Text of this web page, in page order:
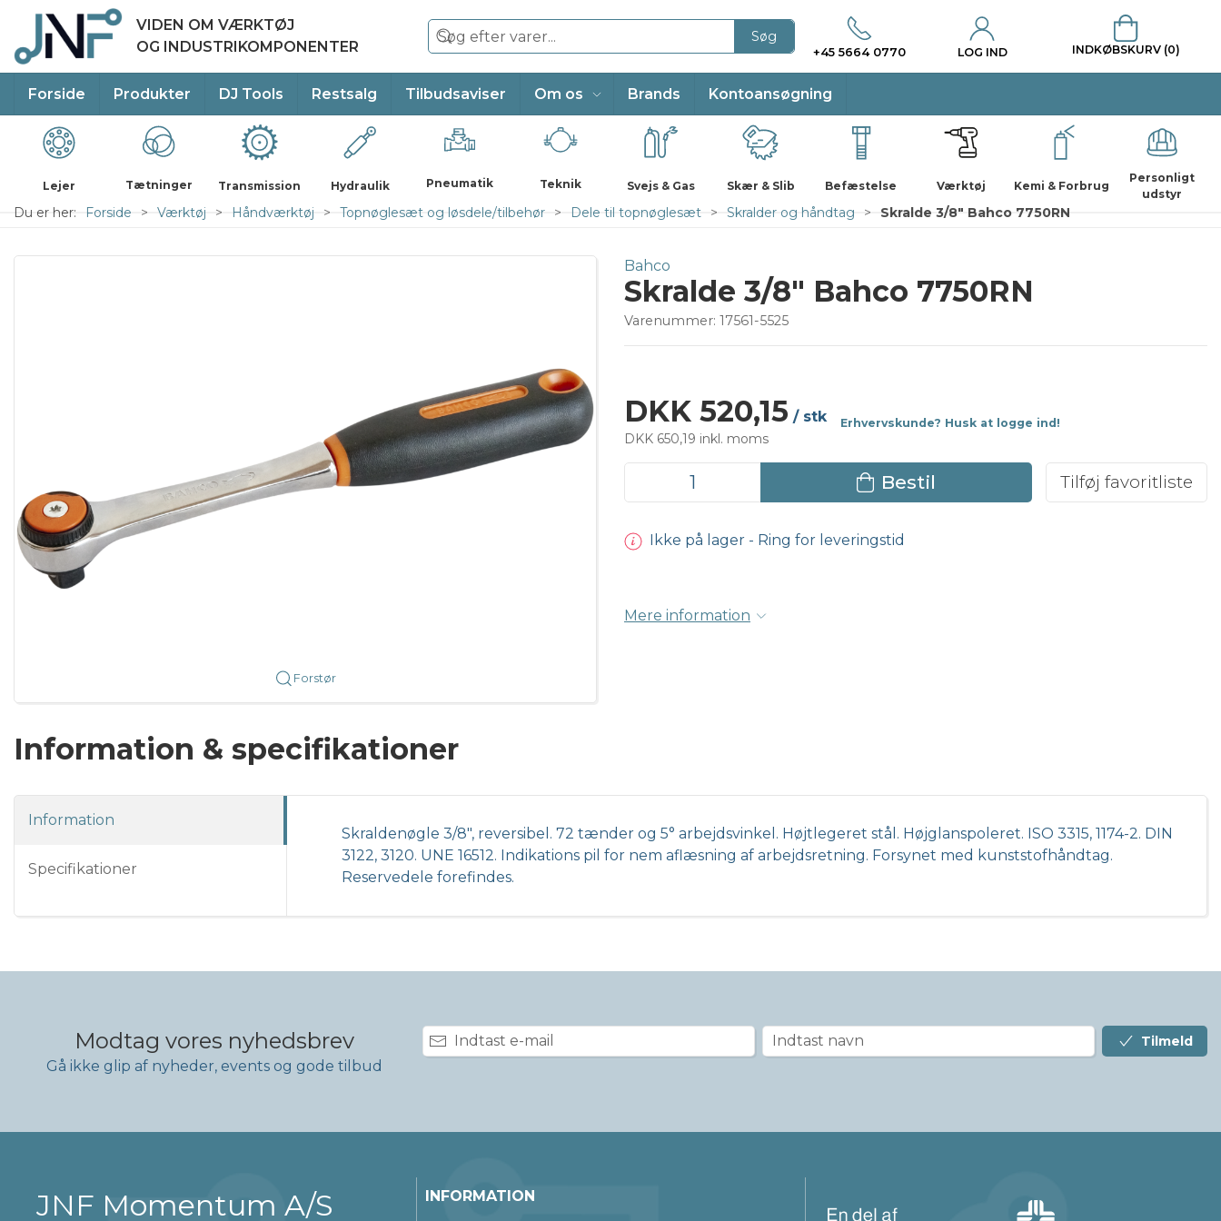
VIDEN OM VÆRKTØJ
OG INDUSTRIKOMPONENTER
Søg
+45 5664 0770 LOG IND INDKØBSKURV (0)
Forside Produkter DJ Tools Restsalg Tilbudsaviser Om os Brands Kontoansøgning
Lejer Tætninger Transmission Hydraulik Pneumatik Teknik Svejs & Gas Skær & Slib Befæstelse Værktøj Kemi & Forbrug
Personligt
udstyr
Du er her: Forside Værktøj Håndværktøj Topnøglesæt og løsdele/tilbehør Dele til topnøglesæt Skralder og håndtag Skralde 3/8" Bahco 7750RN
Forstør
Bahco
Skralde 3/8" Bahco 7750RN
Varenummer: 17561-5525
DKK 520,15 / stk Erhvervskunde? Husk at logge ind!
DKK 650,19 inkl. moms
Bestil Tilføj favoritliste
Ikke på lager - Ring for leveringstid
Mere information
Information & specifikationer
Information
Specifikationer
Skraldenøgle 3/8", reversibel. 72 tænder og 5° arbejdsvinkel. Højtlegeret stål. Højglanspoleret. ISO 3315, 1174-2. DIN
3122, 3120. UNE 16512. Indikations pil for nem aflæsning af arbejdsretning. Forsynet med kunststofhåndtag.
Reservedele forefindes.
Modtag vores nyhedsbrev
Gå ikke glip af nyheder, events og gode tilbud
Tilmeld
JNF Momentum A/S INFORMATION